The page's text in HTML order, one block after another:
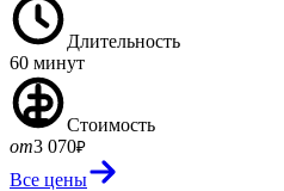
Длительность
60 минут
Стоимость
от3 070₽
Все цены